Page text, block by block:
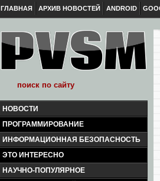
ГЛАВНАЯ АРХИВ НОВОСТЕЙ ANDROID
НОВОСТИ
ПРОГРАММИРОВАНИЕ
ИНФОРМАЦИОННАЯ БЕЗОПАСНОСТЬ
ЭТО ИНТЕРЕСНО
НАУЧНО-ПОПУЛЯРНОЕ